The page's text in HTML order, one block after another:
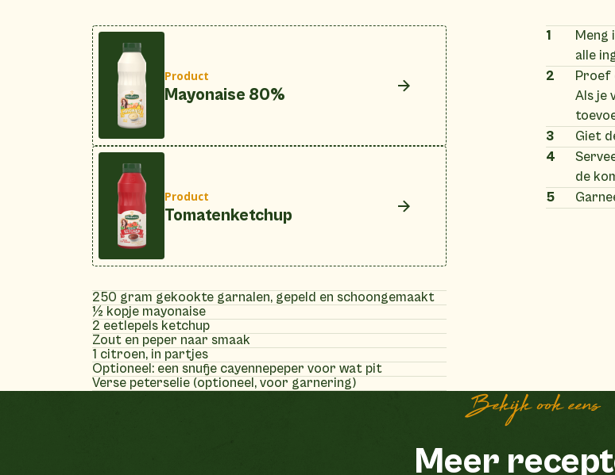
Product
Mayonaise 80%
Product
Tomatenketchup
250 gram gekookte garnalen, gepeld en schoongemaakt
½ kopje mayonaise
2 eetlepels ketchup
Zout en peper naar smaak
1 citroen, in partjes
Optioneel: een snufje cayennepeper voor wat pit
Verse peterselie (optioneel, voor garnering)
1
Meng
alle
2
Proef
Als je
3
Giet
4
de
5
Bekijk ook eens
Meer